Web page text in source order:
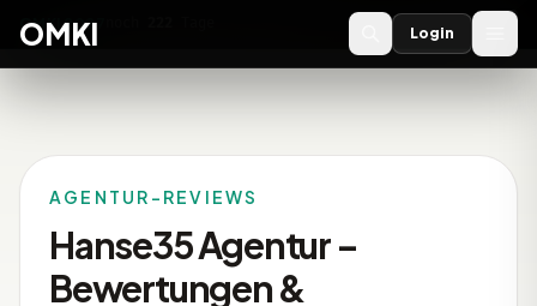
OMKI 2027
OMKI Login
AGENTUR-REVIEWS
Hanse35 Agentur –
Bewertungen &